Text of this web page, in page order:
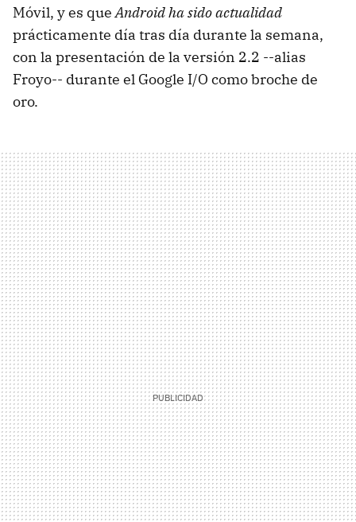
Móvil, y es queAndroid ha sido actualidad
prácticamente día tras día durante la semana,
con la presentación de la versión 2.2 --alias
Froyo-- durante el Google I/O como broche de
oro.